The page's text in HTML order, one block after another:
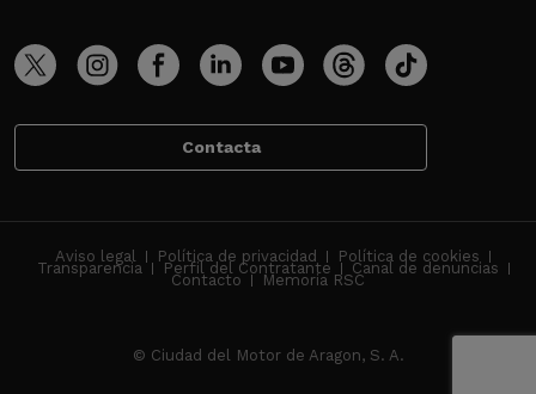
Contacta
Aviso legal Política de privacidad Política de cookies
Transparencia Perfil del Contratante Canal de denuncias
Contacto Memoria RSC
© Ciudad del Motor de Aragon, S. A.